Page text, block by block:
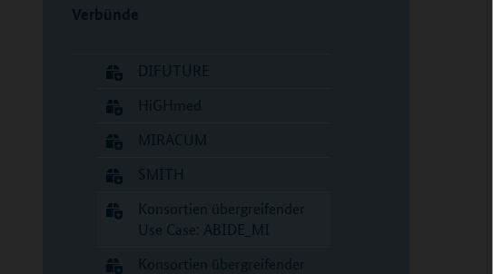
Verbünde
DIFUTURE
HiGHmed
MIRACUM
SMITH
Konsortien übergreifender
Use Case: ABIDE_MI
Konsortien übergreifender